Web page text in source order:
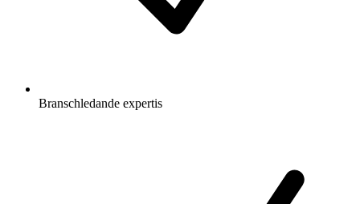
Branschledande expertis